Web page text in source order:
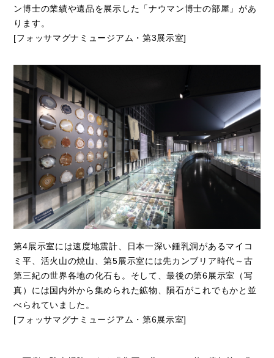
ン博士の業績や遺品を展示した「ナウマン博士の部屋」があ
ります。
[フォッサマグナミュージアム・第3展示室]
第4展示室には速度地震計、日本一深い鍾乳洞があるマイコ
ミ平、活火山の焼山、第5展示室には先カンブリア時代～古
第三紀の世界各地の化石も。そして、最後の第6展示室（写
真）には国内外から集められた鉱物、隕石がこれでもかと並
べられていました。
[フォッサマグナミュージアム・第6展示室]